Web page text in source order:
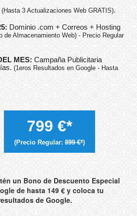
(Hasta 3 Actualizaciones Web GRATIS).
Dominio .com + Correos + Hosting
de Almacenamiento Web) - Precio Regular
MES: Campaña Publicitaria
(1eros Resultados en Google - Hasta
799 €*
(Precio Regular: 899 €*)
un Bono de Descuento Especial
de hasta 149 € y coloca tu
de Google.